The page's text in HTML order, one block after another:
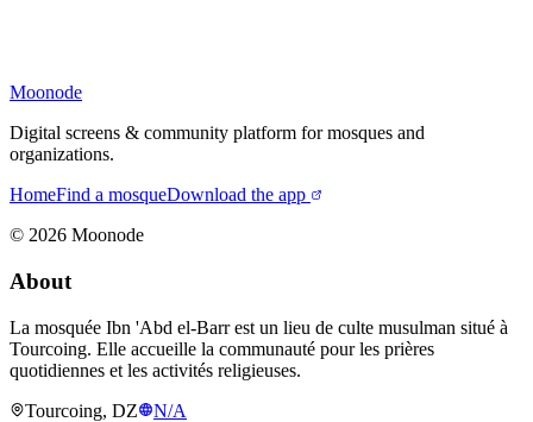
Moonode
Digital screens & community platform for mosques and
organizations.
HomeFind a mosqueDownload the app
© 2026 Moonode
About
La mosquée Ibn 'Abd el-Barr est un lieu de culte musulman situé à
Tourcoing. Elle accueille la communauté pour les prières
quotidiennes et les activités religieuses.
Tourcoing, DZ
N/A